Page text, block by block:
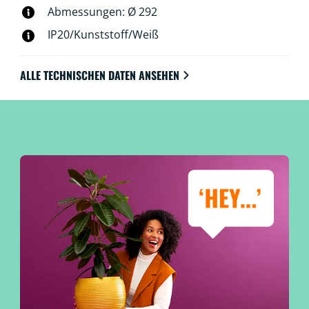
Abmessungen: Ø 292
IP20/Kunststoff/Weiß
ALLE TECHNISCHEN DATEN ANSEHEN